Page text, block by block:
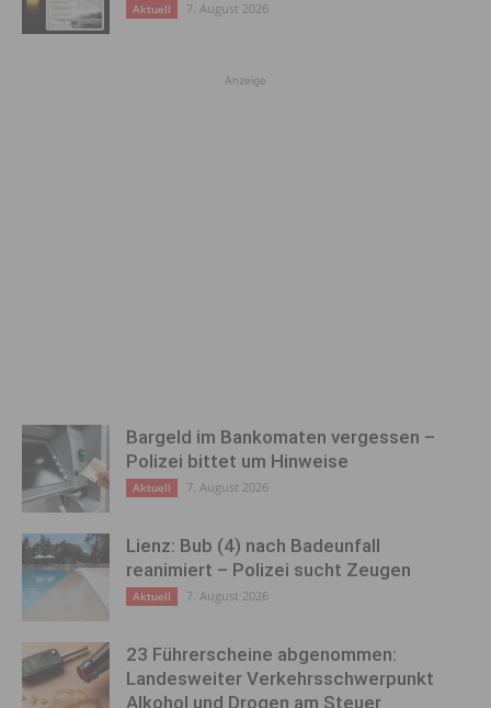
Aktuell 7. August 2026
Anzeige
Bargeld im Bankomaten vergessen –
Polizei bittet um Hinweise
Aktuell 7. August 2026
Lienz: Bub (4) nach Badeunfall
reanimiert – Polizei sucht Zeugen
Aktuell 7. August 2026
23 Führerscheine abgenommen:
Landesweiter Verkehrsschwerpunkt
Alkohol und Drogen am Steuer